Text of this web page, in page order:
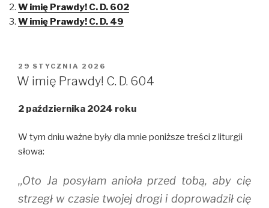
a
r
e
i
t
t
e
(
O
n
s
i
n
w
w
i
n
a
r
e
c
e
b
o
(
e
n
e
w
w
i
a
r
e
m
b
l
r
p
s
i
w
n
d
W imię Prawdy! C. D. 602
W imię Prawdy! C. D. 49
OPUBLIKOWANE
W
29 STYCZNIA 2026
W imię Prawdy! C. D. 604
2 października 2024 roku
W tym dniu ważne były dla mnie poniższe treści z liturgii
słowa:
,,Oto Ja posyłam anioła przed tobą, aby cię
strzegł w czasie twojej drogi i doprowadził cię